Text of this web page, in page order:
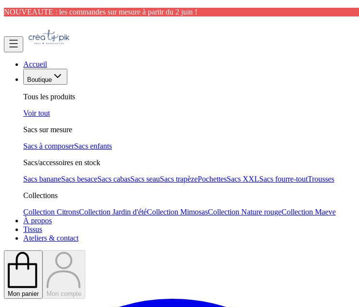
NOUVEAUTE : les commandes sur mesure à partir du 2 juin !
Accueil
Boutique
Tous les produits
Voir tout
Sacs sur mesure
Sacs à composerSacs enfants
Sacs/accessoires en stock
Sacs bananeSacs besaceSacs cabasSacs seauSacs trapèzePochettesSacs XXLSacs fourre-toutTrousses
Collections
Collection CitronsCollection Jardin d'étéCollection MimosasCollection Nature rougeCollection Maeve
À propos
Tissus
Ateliers & contact
Mon panier Mon compte